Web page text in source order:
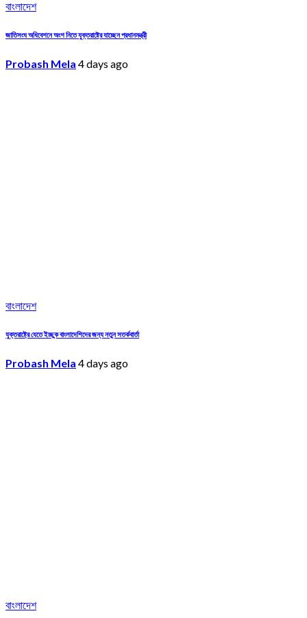
বাংলাদেশ
জাতিসংঘ অধিবেশনে অংশ নিতে যুক্তরাষ্ট্রে যাচ্ছেন প্রধানমন্ত্রী
Probash Mela 4 days ago
বাংলাদেশ
যুক্তরাষ্ট্রে যেতে ইচ্ছুক বাংলাদেশিদের জন্য নতুন সতর্কবার্তা
Probash Mela 4 days ago
বাংলাদেশ